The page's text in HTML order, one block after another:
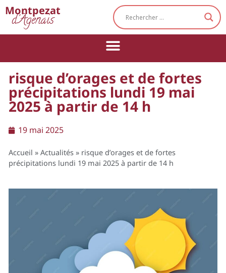
Montpezat
d'Agenais
risque d’orages et de fortes
précipitations lundi 19 mai
2025 à partir de 14 h
19 mai 2025
Accueil » Actualités » risque d’orages et de fortes
précipitations lundi 19 mai 2025 à partir de 14 h
Cookies management panel